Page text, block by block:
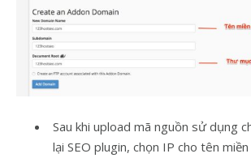
Sau khi upload mã nguồn sử dụng
lại SEO plugin, chọn IP cho tên